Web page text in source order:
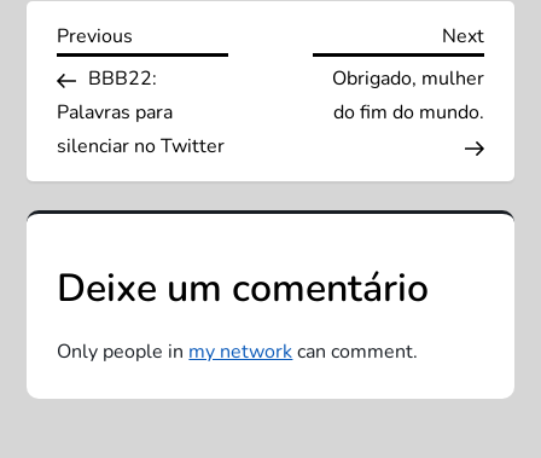
N
a
v
e
g
a
ç
Previous
Post
Previous
BBB22:
Palavras para
silenciar no Twitter
Next
Post
Next
Obrigado, mulher
do fim do mundo.
Deixe um comentário
Only people inmy networkcan comment.